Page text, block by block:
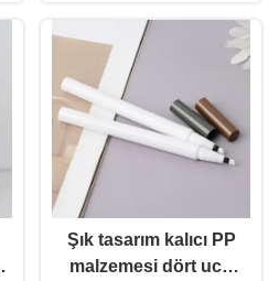
Şık tasarım kalıcı PP
malzemesi dört ucu